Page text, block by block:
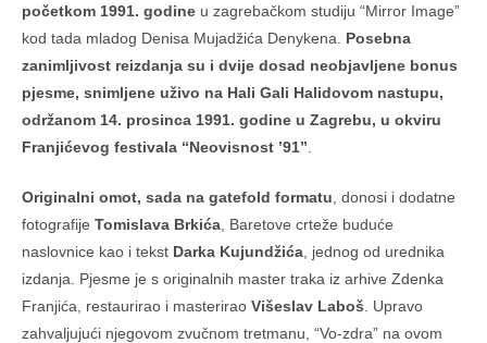
početkom 1991. godine u zagrebačkom studiju “Mirror Image”
kod tada mladog Denisa Mujadžića Denykena. Posebna
zanimljivost reizdanja su i dvije dosad neobjavljene bonus
pjesme, snimljene uživo na Hali Gali Halidovom nastupu,
održanom 14. prosinca 1991. godine u Zagrebu, u okviru
Franjićevog festivala “Neovisnost ’91”
Originalni omot, sada na gatefold formatu , donosi i dodatne
fotografije Tomislava Brkića , Baretove crteže buduće
naslovnice kao i tekst Darka Kujundžića , jednog od urednika
izdanja. Pjesme je s originalnih master traka iz arhive Zdenka
Franjića, restaurirao i masterirao Višeslav Laboš . Upravo
zahvaljujući njegovom zvučnom tretmanu, “Vo-zdra” na ovom